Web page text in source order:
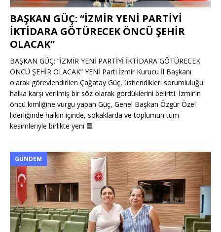
BAŞKAN GÜÇ: “İZMİR YENİ PARTİYİ
İKTİDARA GÖTÜRECEK ÖNCÜ ŞEHİR
OLACAK”
BAŞKAN GÜÇ: “İZMİR YENİ PARTİYİ İKTİDARA GÖTÜRECEK
ÖNCÜ ŞEHİR OLACAK” YENİ Parti İzmir Kurucu İl Başkanı
olarak görevlendirilen Çağatay Güç, üstlendikleri sorumluluğu
halka karşı verilmiş bir söz olarak gördüklerini belirtti. İzmir’in
öncü kimliğine vurgu yapan Güç, Genel Başkan Özgür Özel
liderliğinde halkın içinde, sokaklarda ve toplumun tüm
kesimleriyle birlikte yeni 🟦
GÜNDEM